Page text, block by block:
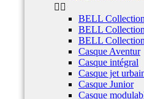
 
BELL
BELL
BELL
Casque Aventur
Casque intégral
Casque jet
Casque Junior
Casque